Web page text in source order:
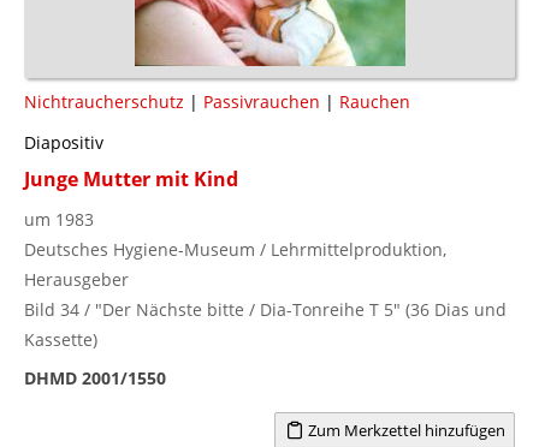
Nichtraucherschutz | Passivrauchen | Rauchen
Diapositiv
Junge Mutter mit Kind
um 1983
Deutsches Hygiene-Museum / Lehrmittelproduktion,
Herausgeber
Bild 34 / "Der Nächste bitte / Dia-Tonreihe T 5" (36 Dias und
Kassette)
DHMD 2001/1550
Zum Merkzettel hinzufügen